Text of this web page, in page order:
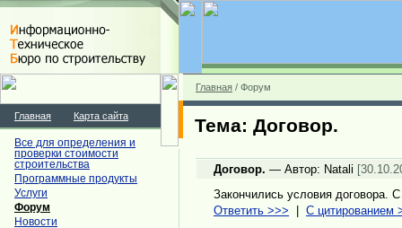
Главная Карта сайта
Все для определения и
проверки стоимости
строительства
Программные продукты
Услуги
Форум
Новости
Главная / Форум
Тема: Договор.
Договор. — Автор: Natali
Закончились условия договора.
Ответить >>>
С цитированием